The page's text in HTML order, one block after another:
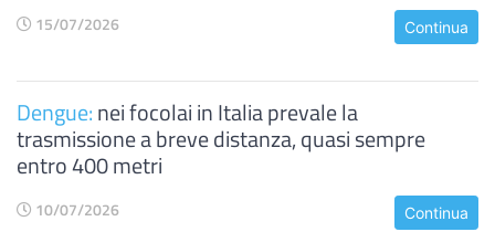
15/07/2026 Continua
Dengue:nei focolai in Italia prevale la
trasmissione a breve distanza, quasi sempre
entro 400 metri
10/07/2026 Continua